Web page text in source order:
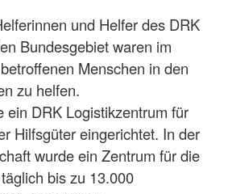
und Helfer des DRK
Bundesgebiet waren im
Menschen in den
zu helfen.
ein DRK Logistikzentrum für
Hilfsgüter eingerichtet. In der
wurde ein Zentrum für die
bis zu 13.000